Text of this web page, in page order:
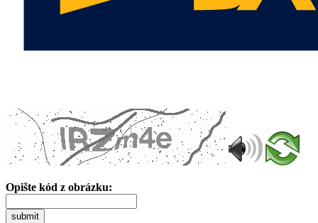
Opište kód z obrázku:
submit